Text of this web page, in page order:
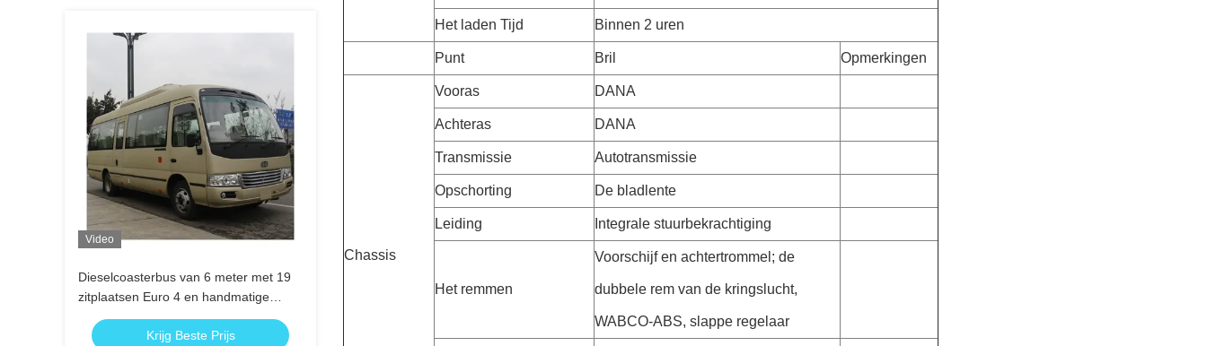
Video
Dieselcoasterbus van 6 meter met 19
zitplaatsen Euro 4 en handmatige
transmissie met 5 versnellingen
Krijg Beste Prijs
Het laden Tijd Binnen 2 uren
Punt Bril Opmerkingen
Chassis
Vooras DANA
Achteras DANA
Transmissie Autotransmissie
Opschorting De bladlente
Leiding Integrale stuurbekrachtiging
Het remmen
Voorschijf en achtertrommel; de
dubbele rem van de kringslucht,
WABCO-ABS, slappe regelaar